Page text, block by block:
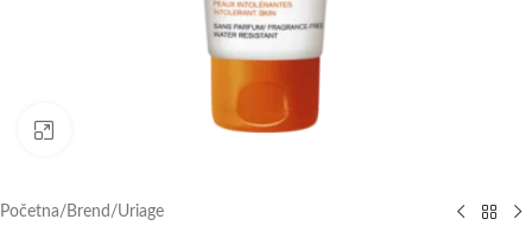
Početna/ Brend /Uriage